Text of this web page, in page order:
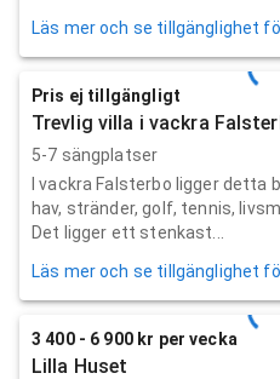
Läs mer och se tillgänglighet
Pris ej tillgängligt
Trevlig villa i vackra
5-7 sängplatser
I vackra Falsterbo ligger detta
hav, stränder, golf, tennis,
Det ligger ett stenkast...
Läs mer och se tillgänglighet
3 400 - 6 900 kr per vecka
Lilla Huset